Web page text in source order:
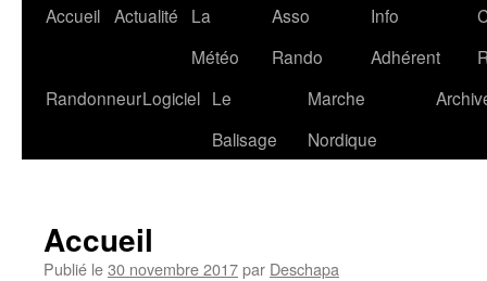
Accueil Actualité
La
Météo
Asso
Rando
Info
Adhérent
RandonneurLogiciel Le
Balisage
Marche
Nordique
Accueil
Publié le30 novembre 2017par Deschapa